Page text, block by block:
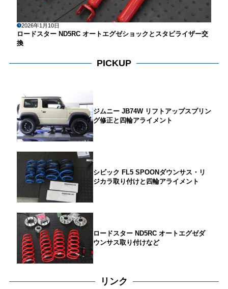
2026年1月10日
ロードスター ND5RC オートエグゼショックとスタビライザー交
換
PICKUP
ジムニー JB74W リフトアップスプリン
グ修正と四輪アライメント
シビック FL5 SPOONダウンサス・リ
ジカラ取り付けと四輪アライメント
ロードスター ND5RC オートエグゼダ
ウンサス取り付けなど
リンク